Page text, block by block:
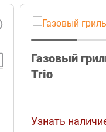
Газовый
Trio
Узнать